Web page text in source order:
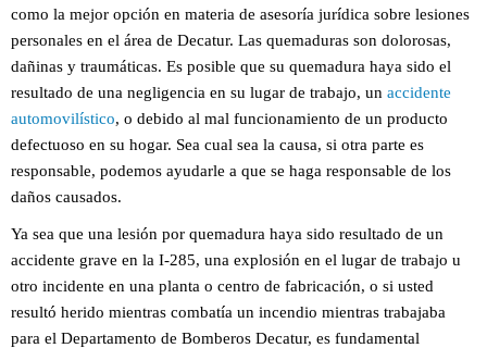
como la mejor opción en materia de asesoría jurídica sobre lesiones
personales en el área de Decatur. Las quemaduras son dolorosas,
dañinas y traumáticas. Es posible que su quemadura haya sido el
resultado de una negligencia en su lugar de trabajo, un accidente
automovilístico, o debido al mal funcionamiento de un producto
defectuoso en su hogar. Sea cual sea la causa, si otra parte es
responsable, podemos ayudarle a que se haga responsable de los
daños causados.
Ya sea que una lesión por quemadura haya sido resultado de un
accidente grave en la I-285, una explosión en el lugar de trabajo u
otro incidente en una planta o centro de fabricación, o si usted
resultó herido mientras combatía un incendio mientras trabajaba
para el Departamento de Bomberos Decatur, es fundamental